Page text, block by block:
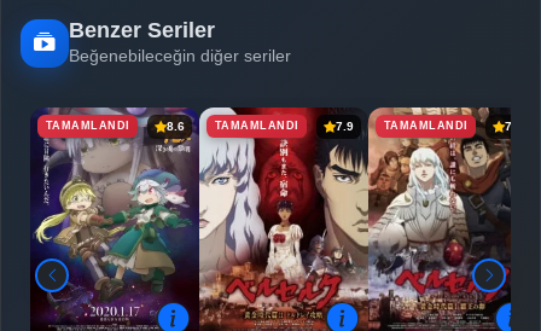
Benzer Seriler
Beğenebileceğin diğer seriler
TAMAMLANDI 8.6 TAMAMLANDI 7.9 TAMAMLANDI 7.7